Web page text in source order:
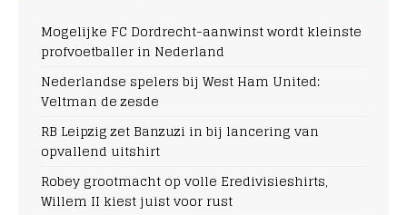
Mogelijke FC Dordrecht-aanwinst wordt kleinste
profvoetballer in Nederland
Nederlandse spelers bij West Ham United:
Veltman de zesde
RB Leipzig zet Banzuzi in bij lancering van
opvallend uitshirt
Robey grootmacht op volle Eredivisieshirts,
Willem II kiest juist voor rust